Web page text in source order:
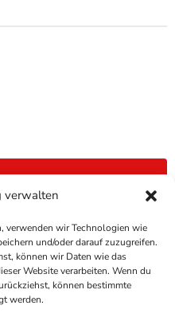
verwalten
verwenden wir Technologien wie
und/oder darauf zuzugreifen.
können wir Daten wie das
Website verarbeiten. Wenn du
können bestimmte
werden.